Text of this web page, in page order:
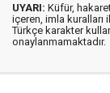
UYARI: Küfür,
içeren, imla kuralları
Türkçe karakter
onaylanmamaktadır.